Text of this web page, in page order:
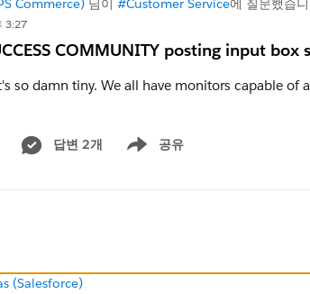
Commerce) 님이 #Customer Service에 질문했습
3:27
COMMUNITY posting input box
so damn tiny. We all have monitors capable
답변 2개 공유
Show menu
(Salesforce)